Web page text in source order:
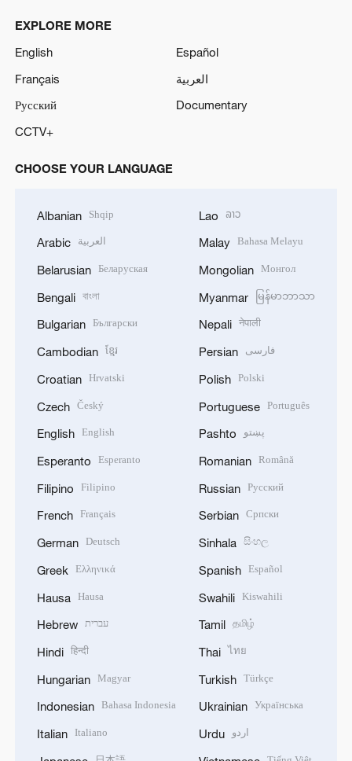
EXPLORE MORE
English
Español
Français
العربية
Русский
Documentary
CCTV+
CHOOSE YOUR LANGUAGE
Albanian Shqip
Arabic العربية
Belarusian Беларуская
Bengali বাংলা
Bulgarian Български
Cambodian ខ្មែរ
Croatian Hrvatski
Czech Český
English English
Esperanto Esperanto
Filipino Filipino
French Français
German Deutsch
Greek Ελληνικά
Hausa Hausa
Hebrew עברית
Hindi हिन्दी
Hungarian Magyar
Indonesian Bahasa Indonesia
Italian Italiano
Lao ລາວ
Malay Bahasa Melayu
Mongolian Монгол
Myanmar မြန်မာဘာသာ
Nepali नेपाली
Persian فارسی
Polish Polski
Portuguese Português
Pashto پښتو
Romanian Română
Russian Русский
Serbian Српски
Sinhala සිංහල
Spanish Español
Swahili Kiswahili
Tamil தமிழ்
Thai ไทย
Turkish Türkçe
Ukrainian Українська
Urdu اردو